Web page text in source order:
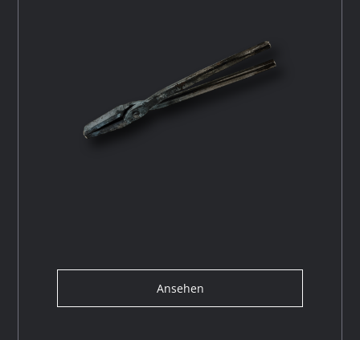
Ansehen